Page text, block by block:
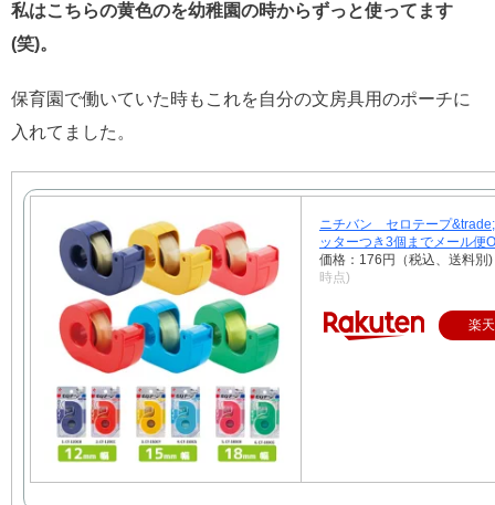
私はこちらの黄色のを幼稚園の時からずっと使ってます
(笑)。
保育園で働いていた時もこれを自分の文房具用のポーチに
入れてました。
ニチバン セロテープ
ッターつき3個までメール便
価格：176円（税込、送料別)
時点)
楽